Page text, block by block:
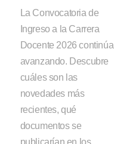
La Convocatoria de
Ingreso a la Carrera
Docente 2026 continúa
avanzando. Descubre
cuáles son las
novedades más
recientes, qué
documentos se
publicarían en los